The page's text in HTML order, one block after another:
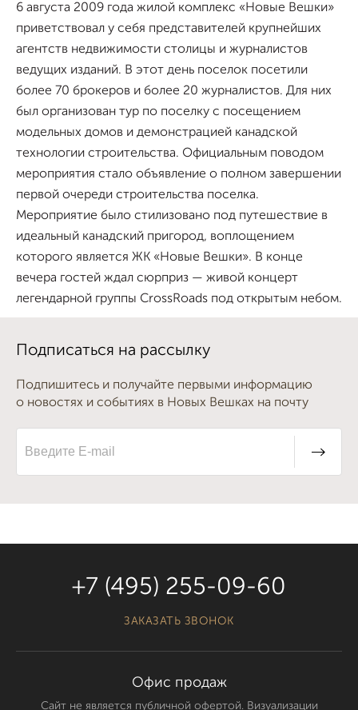
6 августа 2009 года жилой комплекс «Новые Вешки»
приветствовал у себя представителей крупнейших
агентств недвижимости столицы и журналистов
ведущих изданий. В этот день поселок посетили
более 70 брокеров и более 20 журналистов. Для них
был организован тур по поселку с посещением
модельных домов и демонстрацией канадской
технологии строительства. Официальным поводом
мероприятия стало объявление о полном завершении
первой очереди строительства поселка.
Мероприятие было стилизовано под путешествие в
идеальный канадский пригород, воплощением
которого является ЖК «Новые Вешки». В конце
вечера гостей ждал сюрприз — живой концерт
легендарной группы CrossRoads под открытым небом.
Подписаться на рассылку
Подпишитесь и получайте первыми информацию
о новостях и событиях в Новых Вешках на почту
+7 (495) 255-09-60
ЗАКАЗАТЬ ЗВОНОК
Офис продаж
Сайт не является публичной офертой. Визуализации